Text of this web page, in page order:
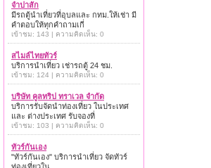
จำปาสัก
มีรถตู้นำเที่ยวที่อุบลและ กทม.ให้เช่า มี
คำตอบให้ทุกคำถามเกี่
เข้าชม: 143 | ความคิดเห็น: 0
สไมล์ไทยทัวร์
บริการนำเที่ยว เช่ารถตู้ 24 ชม.
เข้าชม: 124 | ความคิดเห็น: 0
บริษัท คูลทริป ทราเวล จำกัด
บริการรับจัดนำท่องเที่ยว ในประเทศ
และ ต่างประเทศ รับจองที่
เข้าชม: 103 | ความคิดเห็น: 0
ทัวร์กันเอง
"ทัวร์กันเอง" บริการนำเที่ยว จัดทัวร์